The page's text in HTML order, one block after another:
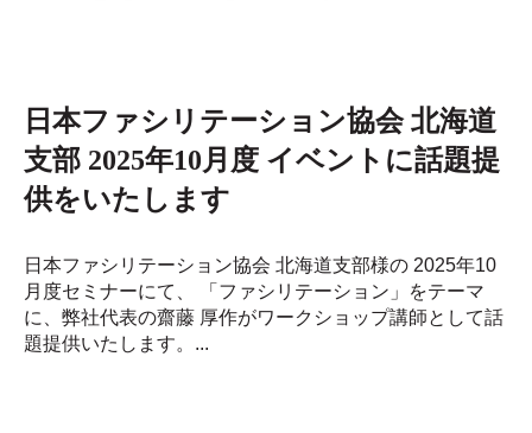
日本ファシリテーション協会 北海道
支部 2025年10月度 イベントに話題提
供をいたします
日本ファシリテーション協会 北海道支部様の 2025年10
月度セミナーにて、 「ファシリテーション」をテーマ
に、弊社代表の齋藤 厚作がワークショップ講師として話
題提供いたします。...